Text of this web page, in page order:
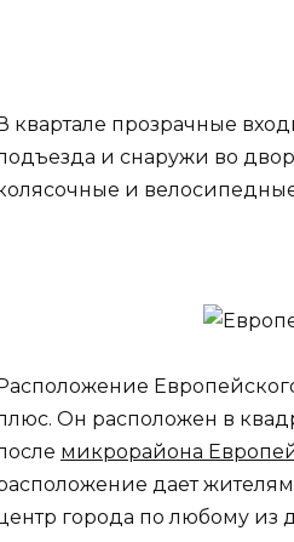
квартале прозрачные
и снаружи во
и
Расположение
Он расположен в
микрорайона
дает
города по любому из